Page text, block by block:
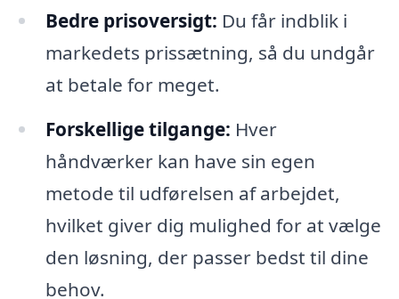
Bedre prisoversigt: Du får indblik i
markedets prissætning, så du undgår
at betale for meget.
Forskellige tilgange: Hver
håndværker kan have sin egen
metode til udførelsen af arbejdet,
hvilket giver dig mulighed for at vælge
den løsning, der passer bedst til dine
behov.